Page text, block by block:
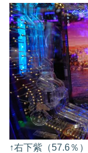
↑右下紫（57.6％）